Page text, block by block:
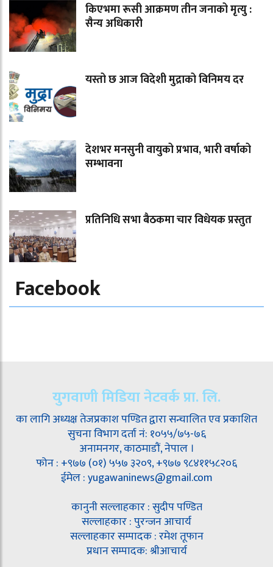
किएभमा रूसी आक्रमण तीन जनाको मृत्यु :
सैन्य अधिकारी
यस्तो छ आज विदेशी मुद्राको विनिमय दर
देशभर मनसुनी वायुको प्रभाव, भारी वर्षाको
सम्भावना
प्रतिनिधि सभा बैठकमा चार विधेयक प्रस्तुत
Facebook
युगवाणी मिडिया नेटवर्क प्रा. लि.
का लागि अध्यक्ष तेजप्रकाश पण्डित द्वारा सन्चालित एव प्रकाशित
सुचना विभाग दर्ता नं: १०५५/७५-७६
अनामनगर, काठमाडौं, नेपाल ।
फोन : +९७७ (०१) ५५७ ३२०९, +९७७ ९८४११५८२०६
ईमेल : yugawaninews@gmail.com
कानुनी सल्लाहकार : सुदीप पण्डित
सल्लाहकार : पुरन्जन आचार्य
सल्लाहकार सम्पादक : रमेश तूफान
प्रधान सम्पादक: श्रीआचार्य